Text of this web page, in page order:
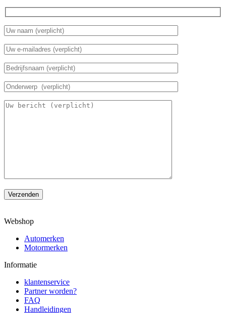
Verzenden
Webshop
Automerken
Motormerken
Informatie
klantenservice
Partner worden?
FAQ
Handleidingen